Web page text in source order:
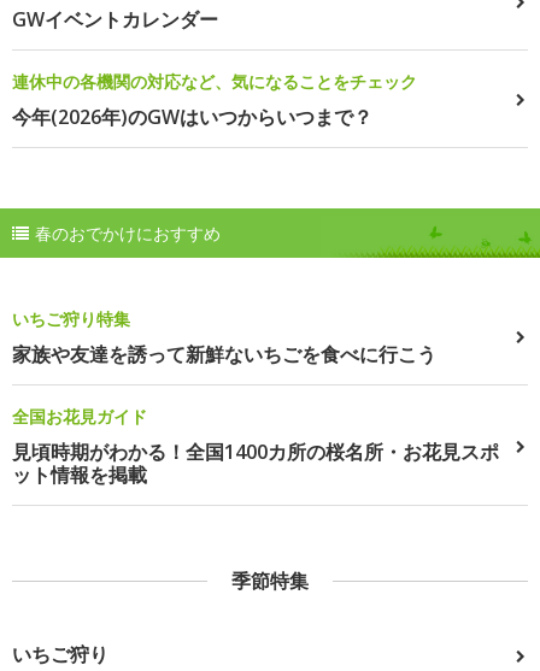
GWイベントカレンダー
連休中の各機関の対応など、気になることをチェック
今年(2026年)のGWはいつからいつまで？
春のおでかけにおすすめ
いちご狩り特集
家族や友達を誘って新鮮ないちごを食べに行こう
全国お花見ガイド
見頃時期がわかる！全国1400カ所の桜名所・お花見スポ
ット情報を掲載
季節特集
いちご狩り